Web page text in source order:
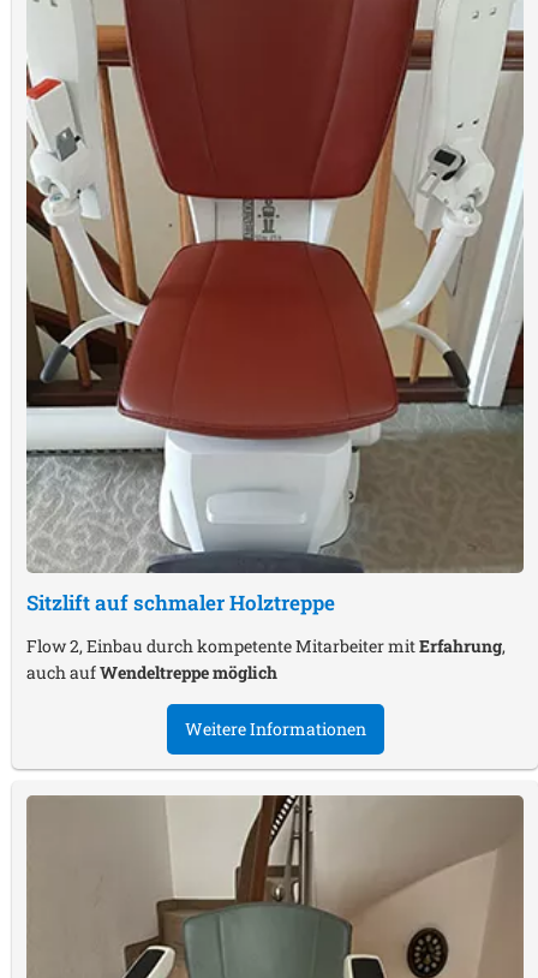
Sitzlift auf schmaler Holztreppe
Flow 2, Einbau durch kompetente Mitarbeiter mitErfahrung,
auch aufWendeltreppe möglich
Weitere Informationen